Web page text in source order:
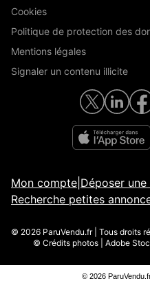
Cookies
Politique de protection des
Mentions légales
Signaler un contenu illicite
Mon compte Déposer
Recherche petites
© 2026 ParuVendu.fr | Tous droits
© Crédits photos | Adobe
© 2026